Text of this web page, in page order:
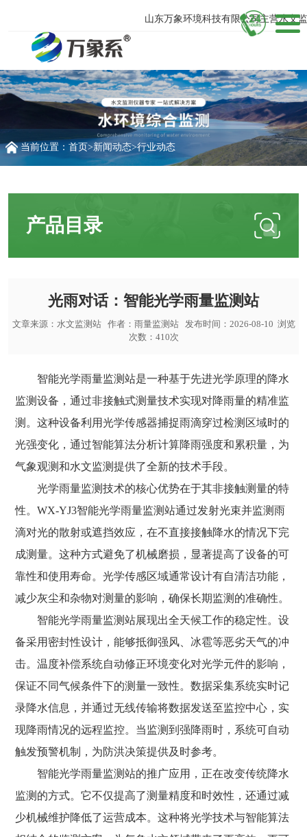
山东万象环境科技有限公司主营水文
当前位置： 首页>新闻动态>行业动态
产品目录
光雨对话：智能光学雨量监测站
文章来源： 水文监测站作者： 雨量监测站发布时间：2026-08-10 浏览
次数：410次
智能光学雨量监测站是一种基于先进光学原理的降水
监测设备，通过非接触式测量技术实现对降雨量的精准监
测。这种设备利用光学传感器捕捉雨滴穿过检测区域时的
光强变化，通过智能算法分析计算降雨强度和累积量，为
气象观测和水文监测提供了全新的技术手段。
光学雨量监测技术的核心优势在于其非接触测量的特
性。WX-YJ3智能光学雨量监测站通过发射光束并监测雨
滴对光的散射或遮挡效应，在不直接接触降水的情况下完
成测量。这种方式避免了机械磨损，显著提高了设备的可
靠性和使用寿命。光学传感区域通常设计有自清洁功能，
减少灰尘和杂物对测量的影响，确保长期监测的准确性。
智能光学雨量监测站展现出全天候工作的稳定性。设
备采用密封性设计，能够抵御强风、冰雹等恶劣天气的冲
击。温度补偿系统自动修正环境变化对光学元件的影响，
保证不同气候条件下的测量一致性。数据采集系统实时记
录降水信息，并通过无线传输将数据发送至监控中心，实
现降雨情况的远程监控。当监测到强降雨时，系统可自动
触发预警机制，为防洪决策提供及时参考。
智能光学雨量监测站的推广应用，正在改变传统降水
监测的方式。它不仅提高了测量精度和时效性，还通过减
少机械维护降低了运营成本。这种将光学技术与智能算法